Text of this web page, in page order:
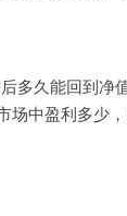
多久能回到净
中盈利多少